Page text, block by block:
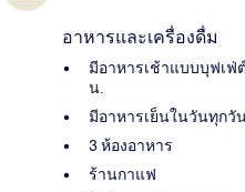
อาหารและเครื่องดื่ม
มีอาหารเช้าแบบบุฟเฟ่
น.
มีอาหารเย็นในวันทุกวั
3 ห้องอาหาร
ร้านกาแฟ